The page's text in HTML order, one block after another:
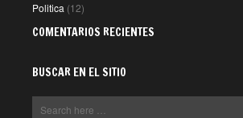
Politica (12)
COMENTARIOS RECIENTES
BUSCAR EN EL SITIO